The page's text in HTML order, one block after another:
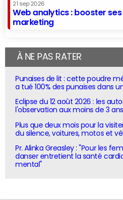
21 sep 2026
Web analytics : booster
marketing
À NE PAS RATER
Punaises de lit : cette poudre
a tué 100% des punaises dans
Eclipse du 12 août 2026 : les
l'observation aux moins de 3
Plus que deux mois pour la
du silence, voitures, motos et
Pr. Alinka Greasley : "Pour les
danser entretient la santé
mental"